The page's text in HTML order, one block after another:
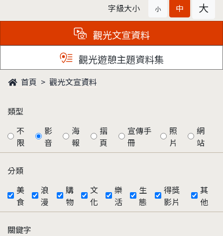
字級大小 小 中 大
觀光文宣資料
觀光遊憩主題資料集
首頁 觀光文宣資料
類型
不
限
影
音
海
報
摺
頁
宣傳手
冊
照
片
網
站
分類
美
食
浪
漫
購
物
文
化
樂
活
生
態
得獎
影片
其
他
關鍵字